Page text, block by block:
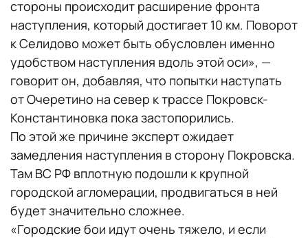
стороны происходит расширение фронта
наступления, который достигает 10 км. Поворот
к Селидово может быть обусловлен именно
удобством наступления вдоль этой оси», —
говорит он, добавляя, что попытки наступать
от Очеретино на север к трассе Покровск-
Константиновка пока застопорились.
По этой же причине эксперт ожидает
замедления наступления в сторону Покровска.
Там ВС РФ вплотную подошли к крупной
городской агломерации, продвигаться в ней
будет значительно сложнее.
«Городские бои идут очень тяжело, и если